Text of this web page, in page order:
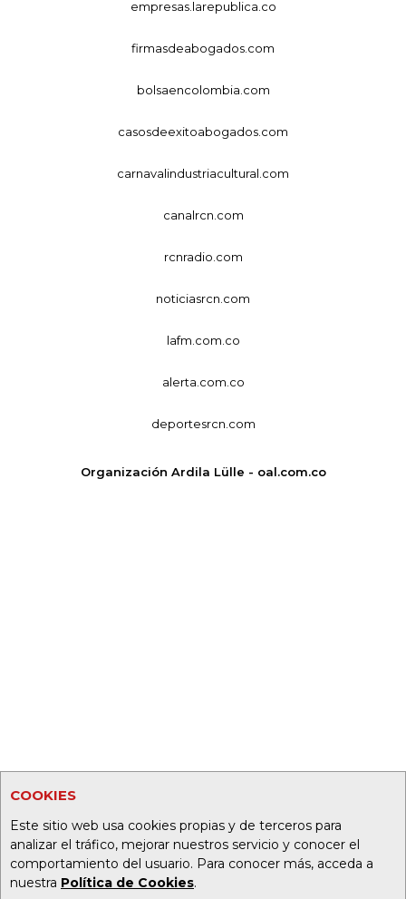
COOKIES
Este sitio web usa cookies propias y de terceros para
analizar el tráfico, mejorar nuestros servicio y conocer el
comportamiento del usuario. Para conocer más, acceda a
nuestra Política de Cookies.
empresas.larepublica.co
firmasdeabogados.com
bolsaencolombia.com
casosdeexitoabogados.com
carnavalindustriacultural.com
canalrcn.com
rcnradio.com
noticiasrcn.com
lafm.com.co
alerta.com.co
deportesrcn.com
Organización Ardila Lülle - oal.com.co